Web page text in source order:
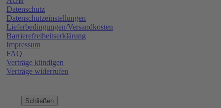
Datenschutz
Datenschutzeinstellungen
Lieferbedingungen/Versandkosten
Barrierefreiheitserklärung
Impressum
FAQ
Verträge kündigen
Verträge widerrufen
Schließen